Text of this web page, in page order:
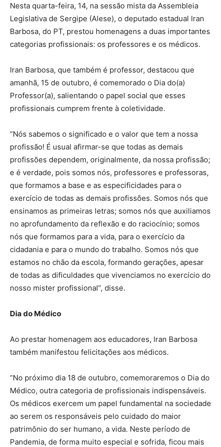
Nesta quarta-feira, 14, na sessão mista da Assembleia
Legislativa de Sergipe (Alese), o deputado estadual Iran
Barbosa, do PT, prestou homenagens a duas importantes
categorias profissionais: os professores e os médicos.
Iran Barbosa, que também é professor, destacou que
amanhã, 15 de outubro, é comemorado o Dia do(a)
Professor(a), salientando o papel social que esses
profissionais cumprem frente à coletividade.
“Nós sabemos o significado e o valor que tem a nossa
profissão! É usual afirmar-se que todas as demais
profissões dependem, originalmente, da nossa profissão;
e é verdade, pois somos nós, professores e professoras,
que formamos a base e as especificidades para o
exercício de todas as demais profissões. Somos nós que
ensinamos as primeiras letras; somos nós que auxiliamos
no aprofundamento da reflexão e do raciocínio; somos
nós que formamos para a vida, para o exercício da
cidadania e para o mundo do trabalho. Somos nós que
estamos no chão da escola, formando gerações, apesar
de todas as dificuldades que vivenciamos no exercício do
nosso mister profissional”, disse.
Dia do Médico
Ao prestar homenagem aos educadores, Iran Barbosa
também manifestou felicitações aos médicos.
“No próximo dia 18 de outubro, comemoraremos o Dia do
Médico, outra categoria de profissionais indispensáveis.
Os médicos exercem um papel fundamental na sociedade
ao serem os responsáveis pelo cuidado do maior
patrimônio do ser humano, a vida. Neste período de
Pandemia, de forma muito especial e sofrida, ficou mais